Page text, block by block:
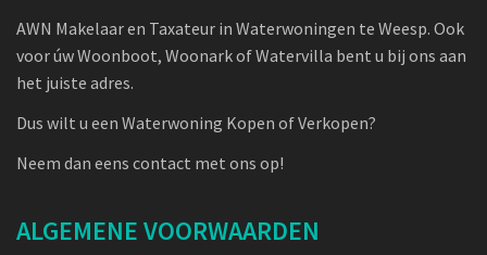
AWN Makelaar en Taxateur in Waterwoningen te Weesp. Ook
voor úw Woonboot, Woonark of Watervilla bent u bij ons aan
het juiste adres.
Dus wilt u een Waterwoning Kopen of Verkopen?
Neem dan eens contact met ons op!
ALGEMENE VOORWAARDEN